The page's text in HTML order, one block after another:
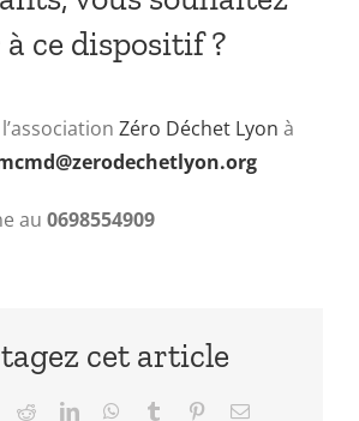
ce dispositif ?
Zéro Déchet Lyon à
au 0698554909
cet article
RedditLinkedInWhatsApp
Tumblr PinterestEmail